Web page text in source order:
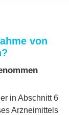
von
in Abschnitt 6
Arzneimittels